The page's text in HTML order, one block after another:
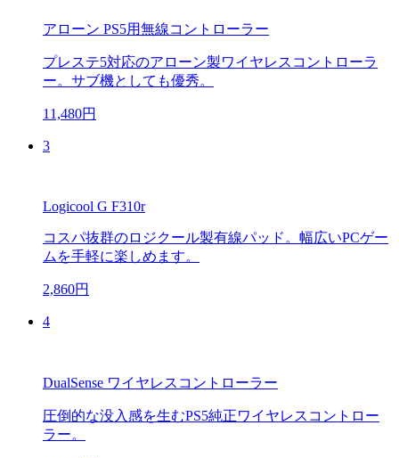
アローン PS5用無線コントローラー
プレステ5対応のアローン製ワイヤレスコントローラ
ー。サブ機としても優秀。
11,480円
3
Logicool G F310r
コスパ抜群のロジクール製有線パッド。幅広いPCゲー
ムを手軽に楽しめます。
2,860円
4
DualSense ワイヤレスコントローラー
圧倒的な没入感を生むPS5純正ワイヤレスコントロー
ラー。